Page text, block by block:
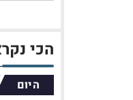
הכי
היום